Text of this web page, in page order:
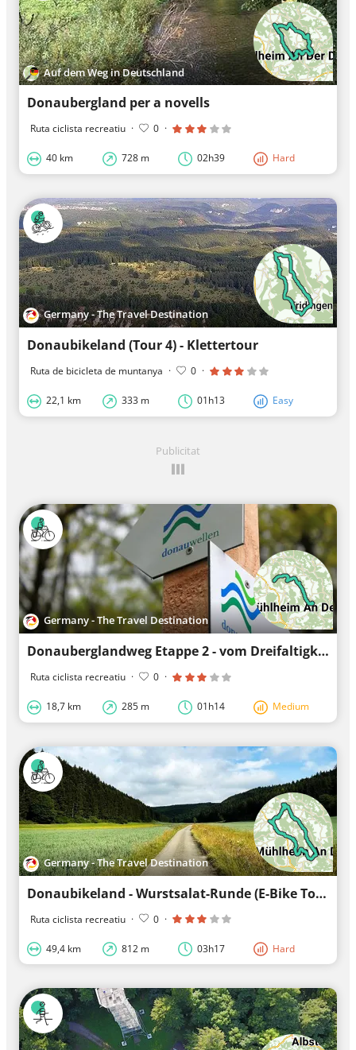
Auf dem Weg in Deutschland
Donaubergland per a novells
Ruta ciclista recreatiu · 0 ·
40 km 728 m 02h39 Hard
Germany - The Travel Destination
Donaubikeland (Tour 4) - Klettertour
Ruta de bicicleta de muntanya · 0 ·
22,1 km 333 m 01h13 Easy
Publicitat
Germany - The Travel Destination
Donauberglandweg Etappe 2 - vom Dreifaltigkeitsberg nach Mühlheim an der Donau
Ruta ciclista recreatiu · 0 ·
18,7 km 285 m 01h14 Medium
Germany - The Travel Destination
Donaubikeland - Wurstsalat-Runde (E-Bike Tour 8)
Ruta ciclista recreatiu · 0 ·
49,4 km 812 m 03h17 Hard